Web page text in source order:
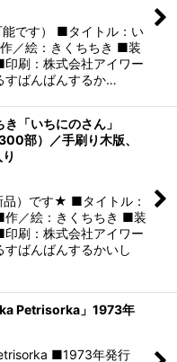
です） ■タイトル：い
／絵：きくちちき ■装
刷：株式会社アイワー
すばんばんするか…
き「いちにのさん」
部）／手刷り木版、
）です★ ■タイトル：
／絵：きくちちき ■装
刷：株式会社アイワー
ばんばんするかいし
Petrisorka」1973年
■1973年発行